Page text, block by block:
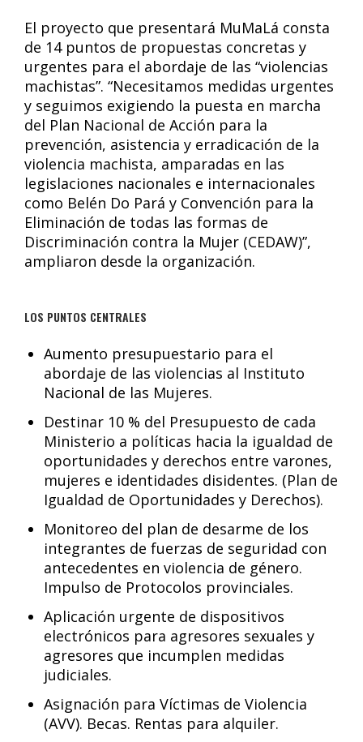
El proyecto que presentará MuMaLá consta
de 14 puntos de propuestas concretas y
urgentes para el abordaje de las “violencias
machistas”. “Necesitamos medidas urgentes
y seguimos exigiendo la puesta en marcha
del Plan Nacional de Acción para la
prevención, asistencia y erradicación de la
violencia machista, amparadas en las
legislaciones nacionales e internacionales
como Belén Do Pará y Convención para la
Eliminación de todas las formas de
Discriminación contra la Mujer (CEDAW)”,
ampliaron desde la organización.
LOS PUNTOS CENTRALES
Aumento presupuestario para el
abordaje de las violencias al Instituto
Nacional de las Mujeres.
Destinar 10 % del Presupuesto de cada
Ministerio a políticas hacia la igualdad de
oportunidades y derechos entre varones,
mujeres e identidades disidentes. (Plan de
Igualdad de Oportunidades y Derechos).
Monitoreo del plan de desarme de los
integrantes de fuerzas de seguridad con
antecedentes en violencia de género.
Impulso de Protocolos provinciales.
Aplicación urgente de dispositivos
electrónicos para agresores sexuales y
agresores que incumplen medidas
judiciales.
Asignación para Víctimas de Violencia
(AVV). Becas. Rentas para alquiler.